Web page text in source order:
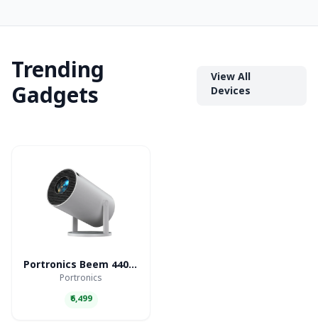
Trending
Gadgets
View All
Devices
Portronics Beem 440 Smart LED Projector
Portronics
₹6,499